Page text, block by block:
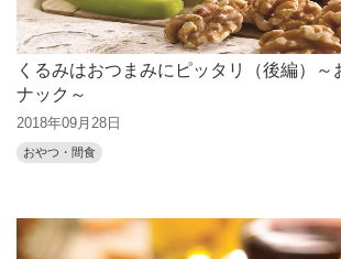
くるみはおつまみにピッタリ（後編）～
ナック～
2018年09月28日
おやつ・間食